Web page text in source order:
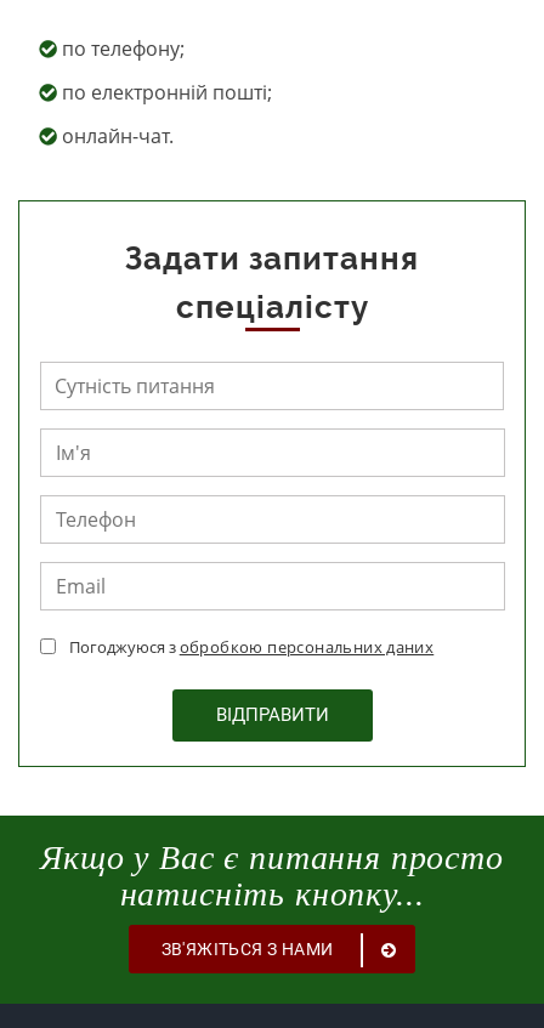
по телефону;
по електронній пошті;
онлайн-чат.
Задати запитання
спеціалісту
Погоджуюся зобробкою персональних даних
Якщо у Вас є питання просто
натисніть кнопку...
ЗВ'ЯЖІТЬСЯ З НАМИ